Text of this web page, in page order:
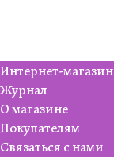
Интернет-магазин
Журнал
О магазине
Покупателям
Связаться с нами